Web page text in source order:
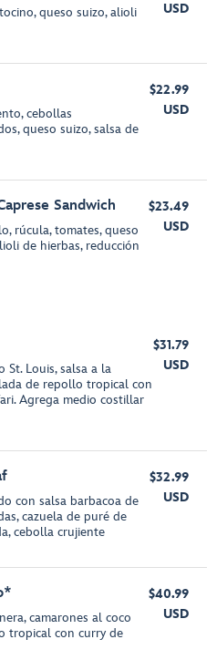
queso suizo, alioli
USD
cebollas
queso suizo, salsa de
$22.99
USD
Sandwich
rúcula, tomates, queso
de hierbas, reducción
$23.49
USD
Louis, salsa a la
de repollo tropical con
Agrega medio costillar
$31.79
USD
con salsa barbacoa de
cazuela de puré de
cebolla crujiente
$32.99
USD
camarones al coco
tropical con curry de
$40.99
USD